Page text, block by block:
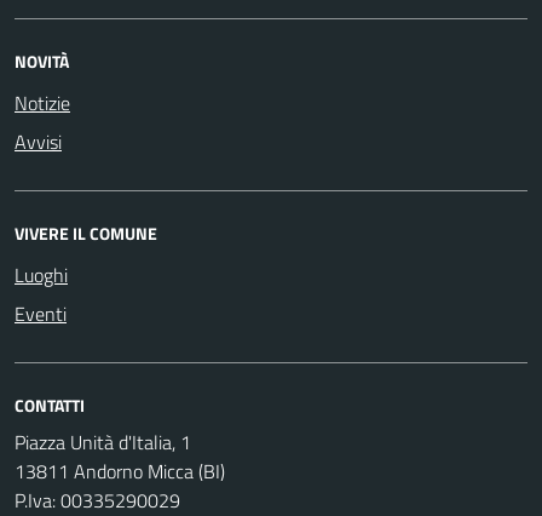
NOVITÀ
Notizie
Avvisi
VIVERE IL COMUNE
Luoghi
Eventi
CONTATTI
Piazza Unità d'Italia, 1
13811 Andorno Micca (BI)
P.Iva: 00335290029